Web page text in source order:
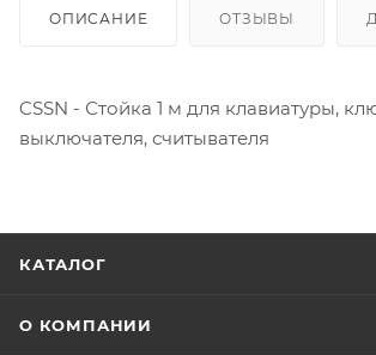
ОПИСАНИЕ ОТЗЫВЫ
CSSN - Стойка 1 м для клавиатуры,
выключателя, считывателя
КАТАЛОГ
О КОМПАНИИ